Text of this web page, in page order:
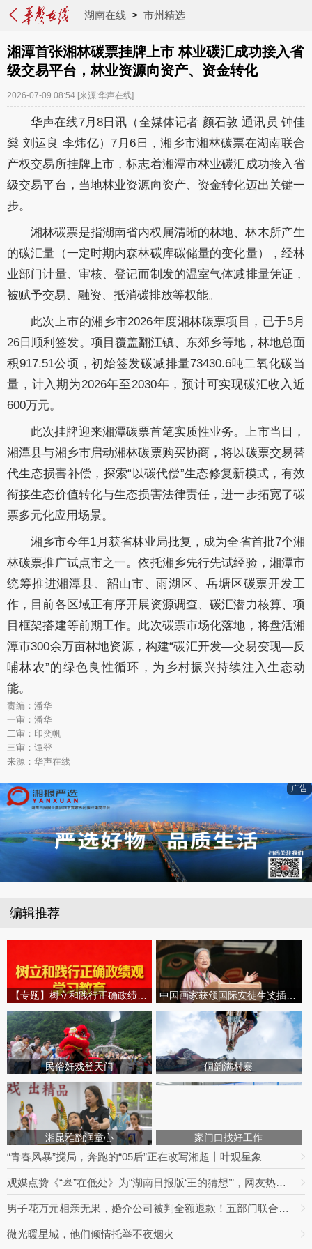
湖南在线> 市州精选
湘潭首张湘林碳票挂牌上市 林业碳汇成功接入省
级交易平台，林业资源向资产、资金转化
2026-07-09 08:54 [来源:华声在线]
华声在线7月8日讯（全媒体记者 颜石敦 通讯员 钟佳
燊 刘运良 李炜亿）7月6日，湘乡市湘林碳票在湖南联合
产权交易所挂牌上市，标志着湘潭市林业碳汇成功接入省
级交易平台，当地林业资源向资产、资金转化迈出关键一
步。
湘林碳票是指湖南省内权属清晰的林地、林木所产生
的碳汇量（一定时期内森林碳库碳储量的变化量），经林
业部门计量、审核、登记而制发的温室气体减排量凭证，
被赋予交易、融资、抵消碳排放等权能。
此次上市的湘乡市2026年度湘林碳票项目，已于5月
26日顺利签发。项目覆盖翻江镇、东郊乡等地，林地总面
积917.51公顷，初始签发碳减排量73430.6吨二氧化碳当
量，计入期为2026年至2030年，预计可实现碳汇收入近
600万元。
此次挂牌迎来湘潭碳票首笔实质性业务。上市当日，
湘潭县与湘乡市启动湘林碳票购买协商，将以碳票交易替
代生态损害补偿，探索“以碳代偿”生态修复新模式，有效
衔接生态价值转化与生态损害法律责任，进一步拓宽了碳
票多元化应用场景。
湘乡市今年1月获省林业局批复，成为全省首批7个湘
林碳票推广试点市之一。依托湘乡先行先试经验，湘潭市
统筹推进湘潭县、韶山市、雨湖区、岳塘区碳票开发工
作，目前各区域正有序开展资源调查、碳汇潜力核算、项
目框架搭建等前期工作。此次碳票市场化落地，将盘活湘
潭市300余万亩林地资源，构建“碳汇开发—交易变现—反
哺林农”的绿色良性循环，为乡村振兴持续注入生态动
能。
责编：潘华
一审：潘华
二审：印奕帆
三审：谭登
来源：华声在线
广告
编辑推荐
民俗好戏登天门 侗韵满村寨
湘昆雅韵润童心 家门口找好工作
“青春风暴”搅局，奔跑的“05后”正在改写湘超丨叶观星象
观媒点赞《“皋”在低处》为“湖南日报版‘王的猜想’”，网友热议：党报头版可以这么起标题
男子花万元相亲无果，婚介公司被判全额退款！五部门联合整治婚介七大乱象
微光暖星城，他们倾情托举不夜烟火